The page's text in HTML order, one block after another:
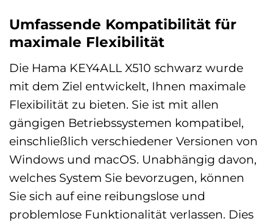
Umfassende Kompatibilität für
maximale Flexibilität
Die Hama KEY4ALL X510 schwarz wurde
mit dem Ziel entwickelt, Ihnen maximale
Flexibilität zu bieten. Sie ist mit allen
gängigen Betriebssystemen kompatibel,
einschließlich verschiedener Versionen von
Windows und macOS. Unabhängig davon,
welches System Sie bevorzugen, können
Sie sich auf eine reibungslose und
problemlose Funktionalität verlassen. Dies